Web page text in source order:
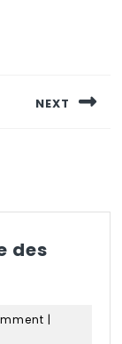
NEXT
des
|